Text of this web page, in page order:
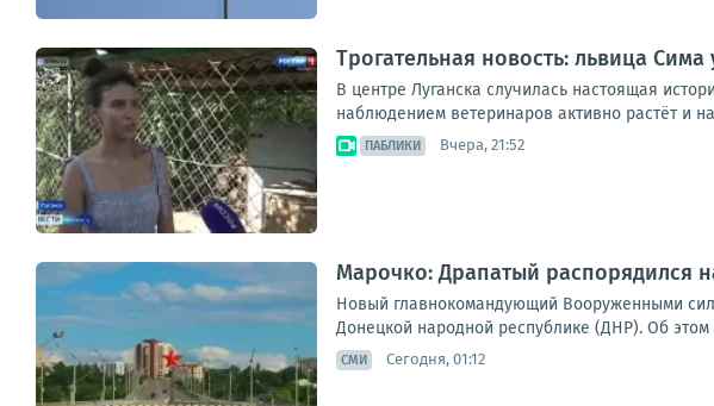
Трогательная новость: львица
В центре Луганска случилась настоящая
наблюдением ветеринаров активно растёт и
ПАБЛИКИ Вчера, 21:52
Марочко: Драпатый распорядился
Новый главнокомандующий Вооруженными
Донецкой народной республике (ДНР). Об
СМИ Сегодня, 01:12